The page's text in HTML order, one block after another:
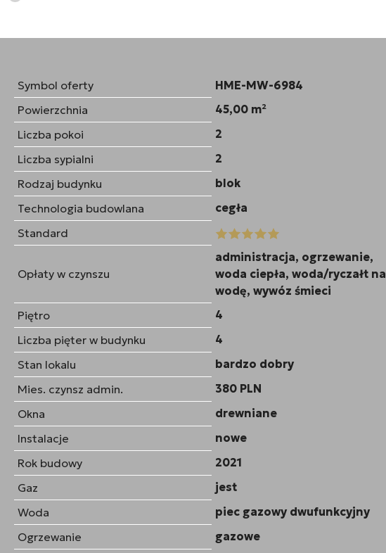
Symbol oferty
HME-MW-6984
Powierzchnia
45,00 m²
Liczba pokoi
2
Liczba sypialni
2
Rodzaj budynku
blok
Technologia budowlana
cegła
Standard
Opłaty w czynszu
administracja, ogrzewanie,
woda ciepła, woda/ryczałt na
wodę, wywóz śmieci
Piętro
4
Liczba pięter w budynku
4
Stan lokalu
bardzo dobry
Mies. czynsz admin.
380 PLN
Okna
drewniane
Instalacje
nowe
Rok budowy
2021
Gaz
jest
Woda
piec gazowy dwufunkcyjny
Ogrzewanie
gazowe